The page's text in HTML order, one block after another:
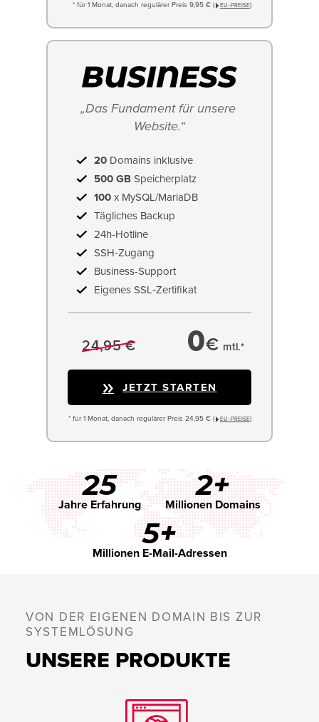
* für 1 Monat, danach regulärer Preis 9,95 € ( EU−PREISE)
„Das Fundament für unsere
Website.“
20 Domains inklusive
500 GB Speicherplatz
100 x MySQL/MariaDB
Tägliches Backup
24h-Hotline
SSH-Zugang
Business-Support
Eigenes SSL‑Zertifikat
24,95 € 0€ mtl.*
JETZT STARTEN
* für 1 Monat, danach regulärer Preis 24,95 € ( EU−PREISE)
25
Jahre Erfahrung
2+
Millionen Domains
5+
Millionen E-Mail-Adressen
VON DER EIGENEN DOMAIN BIS ZUR
SYSTEMLÖSUNG
UNSERE PRODUKTE